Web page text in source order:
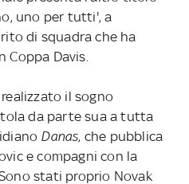
uno per tutti', a
di squadra che ha
Davis.
il sogno
da parte sua a tutta
Danas, che pubblica
e compagni con la
stati proprio Novak